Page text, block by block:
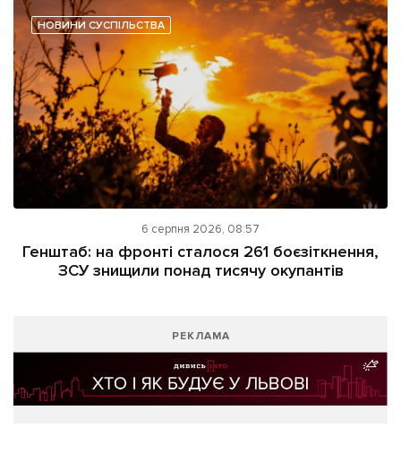
НОВИНИ СУСПІЛЬСТВА
6 серпня 2026, 08:57
Генштаб: на фронті сталося 261 боєзіткнення,
ЗСУ знищили понад тисячу окупантів
РЕКЛАМА